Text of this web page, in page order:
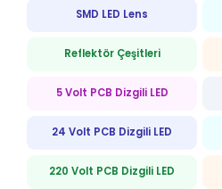
SMD LED Lens
Reflektör Çeşitleri
5 Volt PCB Dizgili LED
24 Volt PCB Dizgili LED
220 Volt PCB Dizgili LED